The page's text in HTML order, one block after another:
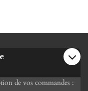
de vos commandes :